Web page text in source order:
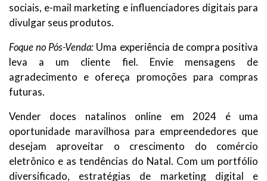
sociais, e-mail marketing e influenciadores digitais para
divulgar seus produtos.
Foque no Pós-Venda: Uma experiência de compra positiva
leva a um cliente fiel. Envie mensagens de
agradecimento e ofereça promoções para compras
futuras.
Vender doces natalinos online em 2024 é uma
oportunidade maravilhosa para empreendedores que
desejam aproveitar o crescimento do comércio
eletrônico e as tendências do Natal. Com um portfólio
diversificado, estratégias de marketing digital e